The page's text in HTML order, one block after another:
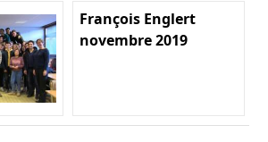
François Englert
novembre 2019